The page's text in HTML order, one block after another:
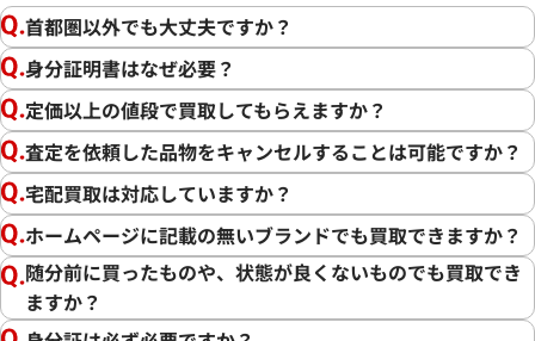
首都圏以外でも大丈夫ですか？
身分証明書はなぜ必要？
定価以上の値段で買取してもらえますか？
査定を依頼した品物をキャンセルすることは可能ですか？
宅配買取は対応していますか？
ホームページに記載の無いブランドでも買取できますか？
随分前に買ったものや、状態が良くないものでも買取でき
ますか？